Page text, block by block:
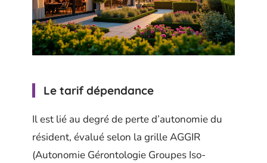
Le tarif dépendance
Il est lié au degré de perte d’autonomie du
résident, évalué selon la grille AGGIR
(Autonomie Gérontologie Groupes Iso-